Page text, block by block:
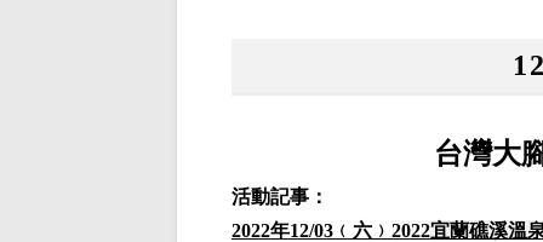
台灣大
活動記事：
2022年12/03 ﹙六﹚ 2022宜蘭礁溪溫